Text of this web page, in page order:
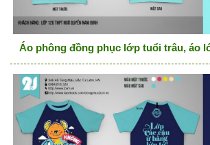
Áo phông đồng phục lớp tuổi trâu, áo